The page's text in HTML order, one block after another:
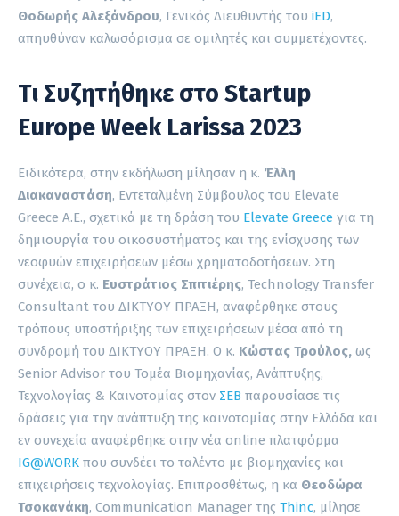
Θοδωρής Αλεξάνδρου, Γενικός Διευθυντής του iED,
απηυθύναν καλωσόρισμα σε ομιλητές και συμμετέχοντες.
Τι Συζητήθηκε στο Startup
Europe Week Larissa 2023
Ειδικότερα, στην εκδήλωση μίλησαν η κ. Έλλη
Διακαναστάση, Εντεταλμένη Σύμβουλος του Elevate
Greece Α.Ε., σχετικά με τη δράση του Elevate Greece για τη
δημιουργία του οικοσυστήματος και της ενίσχυσης των
νεοφυών επιχειρήσεων μέσω χρηματοδοτήσεων. Στη
συνέχεια, ο κ. Ευστράτιος Σπιτιέρης, Technology Transfer
Consultant του ΔΙΚΤΥΟΥ ΠΡΑΞΗ, αναφέρθηκε στους
τρόπους υποστήριξης των επιχειρήσεων μέσα από τη
συνδρομή του ΔΙΚΤΥΟΥ ΠΡΑΞΗ. Ο κ. Κώστας Τρούλος, ως
Senior Advisor του Τομέα Βιομηχανίας, Ανάπτυξης,
Τεχνολογίας & Καινοτομίας στον ΣΕΒ παρουσίασε τις
δράσεις για την ανάπτυξη της καινοτομίας στην Ελλάδα και
εν συνεχεία αναφέρθηκε στην νέα online πλατφόρμα
IG@WORK που συνδέει το ταλέντο με βιομηχανίες και
επιχειρήσεις τεχνολογίας. Επιπροσθέτως, η κα Θεοδώρα
Τσοκανάκη, Communication Manager της Thinc, μίλησε